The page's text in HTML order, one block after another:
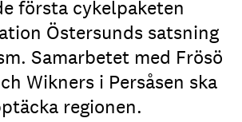
första cykelpaketen
Östersunds satsning
Samarbetet med Frösö
Wikners i Persåsen ska
regionen.